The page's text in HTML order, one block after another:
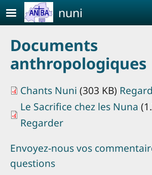
Aller au contenu principal
nuni
Documents
anthropologiques
Chants Nuni (303 KB)
Le Sacrifice chez les Nuna
Regarder
Envoyez-nous vos
questions